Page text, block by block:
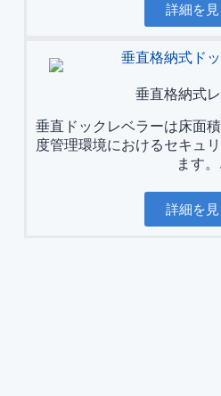
詳細を見
垂直格納式
垂直ドックレベラーは床面
度管理環境におけるセキュ
ます。.
詳細を見